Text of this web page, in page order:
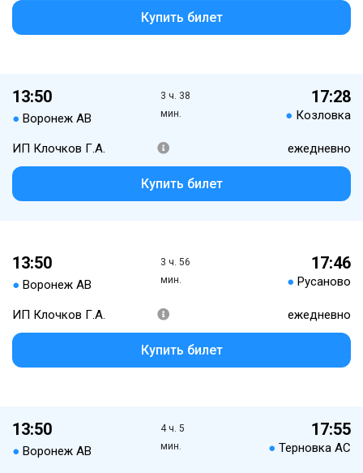
Купить билет
13:50
● Воронеж АВ
3 ч. 38
мин.
17:28
● Козловка
ИП Клочков Г.А. ежедневно
Купить билет
13:50
● Воронеж АВ
3 ч. 56
мин.
17:46
● Русаново
ИП Клочков Г.А. ежедневно
Купить билет
13:50
● Воронеж АВ
4 ч. 5
мин.
17:55
● Терновка АС